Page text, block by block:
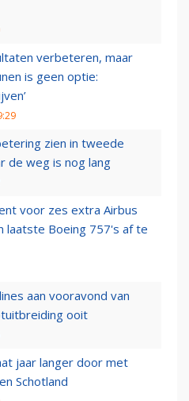
verbeteren, maar
is geen optie:
zien in tweede
de weg is nog lang
voor zes extra Airbus
laatste Boeing 757's af te
aan vooravond van
ooit
jaar langer door met
Schotland